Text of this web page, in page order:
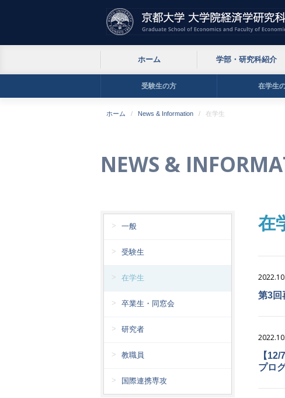
ホーム 学部・研究科紹介
受験生の方 在学生
ホーム News & Information 在学生
NEWS &
在
第3回
【
プロ
一般
受験生
在学生
卒業生・同窓会
研究者
教職員
国際連携専攻